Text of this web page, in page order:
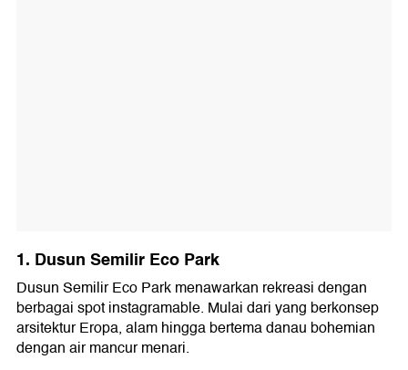
1. Dusun Semilir Eco Park
Dusun Semilir Eco Park menawarkan rekreasi dengan
berbagai spot instagramable. Mulai dari yang berkonsep
arsitektur Eropa, alam hingga bertema danau bohemian
dengan air mancur menari.